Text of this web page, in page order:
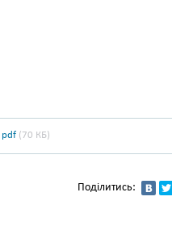
pdf (70 КБ)
Поділитись: